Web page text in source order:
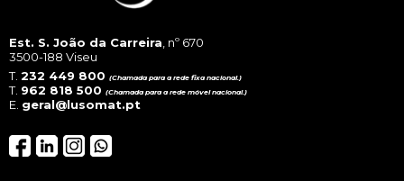
Est. S. João da Carreira , nº 670
3500-188 Viseu
T. 232 449 800 (Chamada para a rede fixa nacional.)
T. 962 818 500 (Chamada para a rede móvel nacional.)
E. geral@lusomat.pt